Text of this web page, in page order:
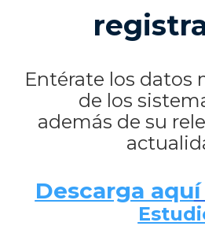
Entérate los datos
de los
además de su
Descarga aqu